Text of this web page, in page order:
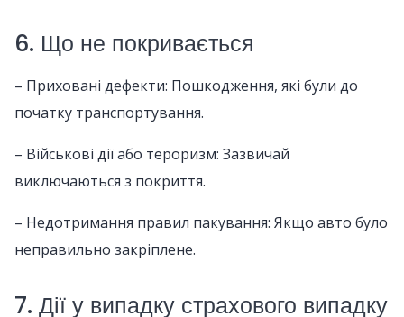
6. Що не покривається
– Приховані дефекти: Пошкодження, які були до
початку транспортування.
– Військові дії або тероризм: Зазвичай
виключаються з покриття.
– Недотримання правил пакування: Якщо авто було
неправильно закріплене.
7. Дії у випадку страхового випадку